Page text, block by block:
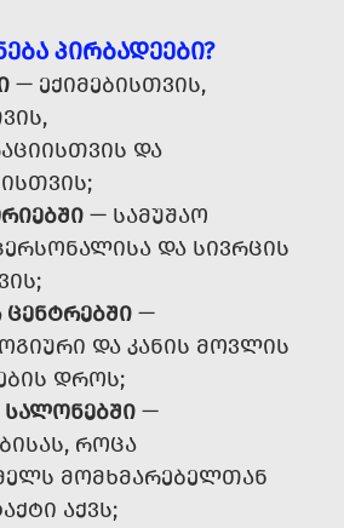
ᲞᲘᲠᲑᲐᲓᲔᲔᲑᲘ?
— ᲔᲥᲘᲛᲔᲑᲘᲡᲗᲕᲘᲡ,
ᲓᲐ
— ᲡᲐᲛᲣᲨᲐᲝ
ᲓᲐ ᲡᲘᲕᲠᲪᲘᲡ
—
ᲓᲐ ᲙᲐᲜᲘᲡ ᲛᲝᲕᲚᲘᲡ
ᲓᲠᲝᲡ;
ᲡᲐᲚᲝᲜᲔᲑᲨᲘ —
ᲠᲝᲪᲐ
ᲛᲝᲛᲮᲛᲐᲠᲔᲑᲔᲚᲗᲐᲜ
ᲐᲥᲕᲡ;